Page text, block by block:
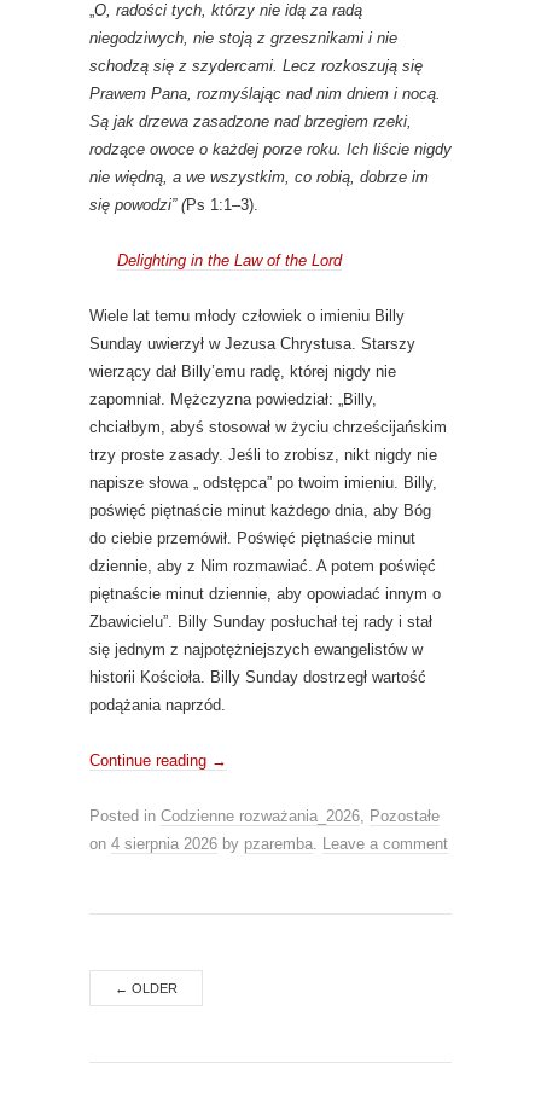
„O, radości tych, którzy nie idą za radą
niegodziwych, nie stoją z grzesznikami i nie
schodzą się z szydercami. Lecz rozkoszują się
Prawem Pana, rozmyślając nad nim dniem i nocą.
Są jak drzewa zasadzone nad brzegiem rzeki,
rodzące owoce o każdej porze roku. Ich liście nigdy
nie więdną, a we wszystkim, co robią, dobrze im
się powodzi” (Ps 1:1–3).
Delighting in the Law of the Lord
Wiele lat temu młody człowiek o imieniu Billy
Sunday uwierzył w Jezusa Chrystusa. Starszy
wierzący dał Billy’emu radę, której nigdy nie
zapomniał. Mężczyzna powiedział: „Billy,
chciałbym, abyś stosował w życiu chrześcijańskim
trzy proste zasady. Jeśli to zrobisz, nikt nigdy nie
napisze słowa „ odstępca” po twoim imieniu. Billy,
poświęć piętnaście minut każdego dnia, aby Bóg
do ciebie przemówił. Poświęć piętnaście minut
dziennie, aby z Nim rozmawiać. A potem poświęć
piętnaście minut dziennie, aby opowiadać innym o
Zbawicielu”. Billy Sunday posłuchał tej rady i stał
się jednym z najpotężniejszych ewangelistów w
historii Kościoła. Billy Sunday dostrzegł wartość
podążania naprzód.
Continue reading →
Posted in Codzienne rozważania_2026, Pozostałe
on 4 sierpnia 2026 by pzaremba. Leave a comment
← OLDER